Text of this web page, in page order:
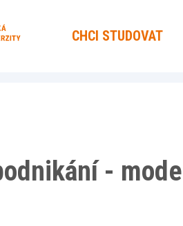
CHCI STUDOVAT
-